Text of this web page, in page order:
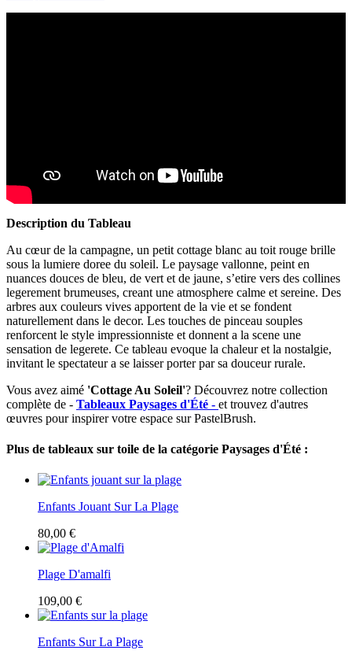
Description du Tableau
Au cœur de la campagne, un petit cottage blanc au toit rouge brille
sous la lumiere doree du soleil. Le paysage vallonne, peint en
nuances douces de bleu, de vert et de jaune, s’etire vers des collines
legerement brumeuses, creant une atmosphere calme et sereine. Des
arbres aux couleurs vives apportent de la vie et se fondent
naturellement dans le decor. Les touches de pinceau souples
renforcent le style impressionniste et donnent a la scene une
sensation de legerete. Ce tableau evoque la chaleur et la nostalgie,
invitant le spectateur a se laisser porter par sa douceur rurale.
Vous avez aimé 'Cottage Au Soleil'? Découvrez notre collection
complète de - Tableaux Paysages d'Été - et trouvez d'autres
œuvres pour inspirer votre espace sur PastelBrush.
Plus de tableaux sur toile de la catégorie Paysages d'Été :
Enfants Jouant Sur La Plage
80,00 €
Plage D'amalfi
109,00 €
Enfants Sur La Plage